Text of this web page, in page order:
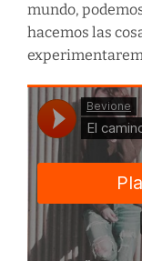
mundo,
hacemos las